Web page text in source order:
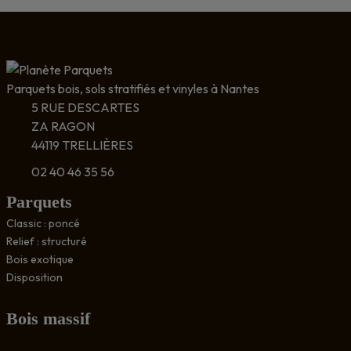
Parquets bois, sols stratifiés et vinyles à Nantes
5 RUE DESCARTES
ZA RAGON
44119 TRELLIÈRES
02 40 46 35 56
Parquets
Classic : poncé
Relief : structuré
Bois exotique
Disposition
Bois massif